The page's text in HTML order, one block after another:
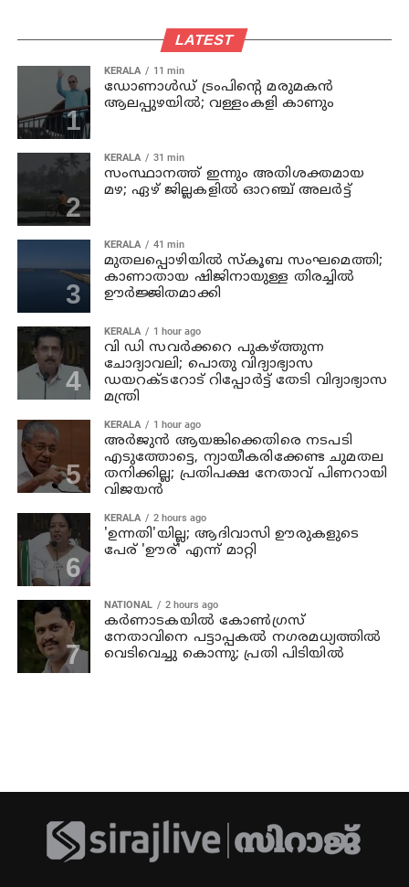
LATEST
KERALA 11 min
ഡോണാള്‍ഡ് ട്രംപിന്റെ മരുമകന്‍
ആലപ്പുഴയിൽ; വള്ളംകളി കാണും
KERALA 31 min
സംസ്ഥാനത്ത് ഇന്നും അതിശക്തമായ
മഴ; ഏഴ് ജില്ലകളില്‍ ഓറഞ്ച് അലര്‍ട്ട്
KERALA 41 min
മുതലപ്പൊഴിയില്‍ സ്‌കൂബ സംഘമെത്തി;
കാണാതായ ഷിജിനായുള്ള തിരച്ചില്‍
ഊര്‍ജ്ജിതമാക്കി
KERALA 1 hour ago
വി ഡി സവര്‍ക്കറെ പുകഴ്ത്തുന്ന
ചോദ്യാവലി; പൊതു വിദ്യാഭ്യാസ
ഡയറക്ടറോട് റിപ്പോര്‍ട്ട് തേടി വിദ്യാഭ്യാസ
മന്ത്രി
KERALA 1 hour ago
അര്‍ജുന്‍ ആയങ്കിക്കെതിരെ നടപടി
എടുത്തോട്ടെ, ന്യായീകരിക്കേണ്ട ചുമതല
തനിക്കില്ല; പ്രതിപക്ഷ നേതാവ് പിണറായി
വിജയന്‍
KERALA 2 hours ago
'ഉന്നതി'യില്ല; ആദിവാസി ഊരുകളുടെ
പേര് 'ഊര്' എന്ന് മാറ്റി
NATIONAL 2 hours ago
കര്‍ണാടകയില്‍ കോണ്‍ഗ്രസ്
നേതാവിനെ പട്ടാപ്പകല്‍ നഗരമധ്യത്തില്‍
വെടിവെച്ചു കൊന്നു; പ്രതി പിടിയില്‍